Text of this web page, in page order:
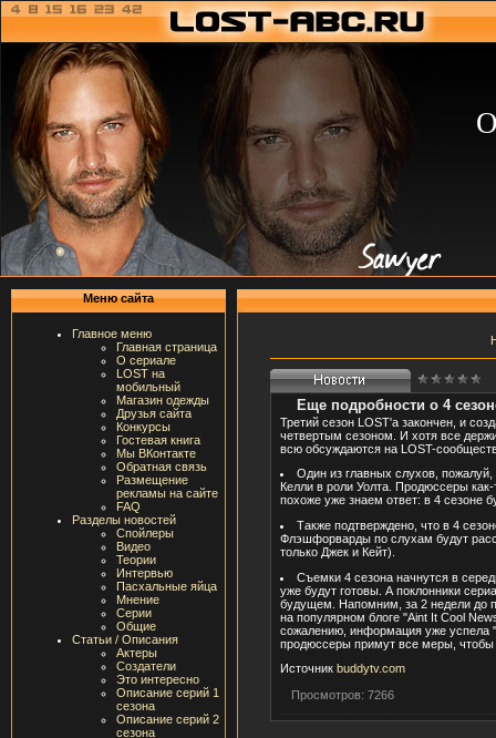
Меню сайта
Главное меню
Главная страница
О сериале
LOST на
мобильный
Магазин одежды
Друзья сайта
Конкурсы
Гостевая книга
Мы ВКонтакте
Обратная связь
Размещение
рекламы на сайте
FAQ
Разделы новостей
Спойлеры
Видео
Теории
Интервью
Пасхальные яйца
Мнение
Серии
Общие
Статьи / Описания
Актеры
Создатели
Это интересно
Описание серий 1
сезона
Описание серий 2
сезона
Еще подробности о 4
Третий сезон LOST'а закончен, и
четвертым сезоном. И хотя все
всю обсуждаются на LOST-
Один из главных слухов,
Келли в роли Уолта. Продюссеры
похоже уже знаем ответ: в 4 сезоне
Также подтверждено, что в 4
Флэшфорварды по слухам будут
только Джек и Кейт).
Съемки 4 сезона начнутся в
уже будут готовы. А поклонники
будущем. Напомним, за 2 недели до
на популярном блоге "Aint It Cool
сожалению, информация уже успела
продюссеры примут все меры, чтобы
Источник buddytv.com
Просмотров: 7266